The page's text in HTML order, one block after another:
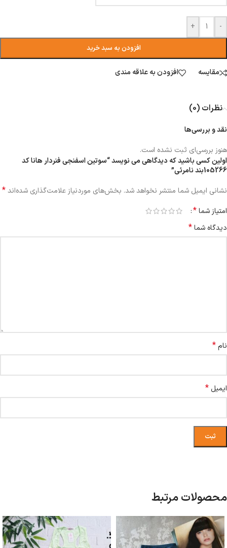
-
+
افزودن به سبد خرید
مقایسه افزودن به علاقه مندی
نظرات (0)
نقد و بررسی‌ها
هنوز بررسی‌ای ثبت نشده است.
اولین کسی باشید که دیدگاهی می نویسد “سوتین اسفنجی فنردار هانا کد
105266بند نامرئی”
نشانی ایمیل شما منتشر نخواهد شد. بخش‌های موردنیاز علامت‌گذاری شده‌اند*
امتیاز شما*
دیدگاه شما*
نام*
ایمیل *
محصولات مرتبط